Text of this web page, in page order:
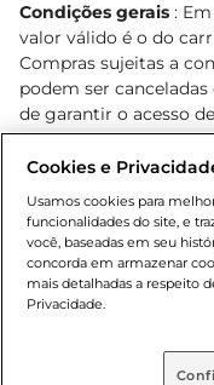
Condições gerais :
valor válido é o do
Compras sujeitas a
podem ser
de garantir o acesso
nossas promoções, a
promocionais poderá
cliente. Os preços,
o e-commerce e
sofrer alterações sem
de bebidas alcoólicas
Lei n.º 8069/90, art.
prévio. O valor
Cookies e
Usamos cookies para
funcionalidades do site, e
você, baseadas em seu
concorda em armazenar
mais detalhadas a respeito
Privacidade.